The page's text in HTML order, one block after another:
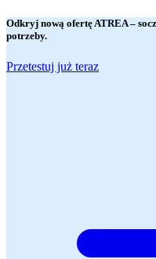
Odkryj nową ofertęATREA–
potrzeby.
Przetestuj już teraz